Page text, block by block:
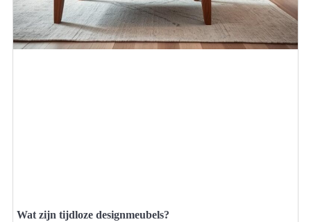
Wat zijn tijdloze designmeubels?